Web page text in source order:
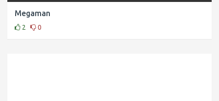
Megaman
2 0